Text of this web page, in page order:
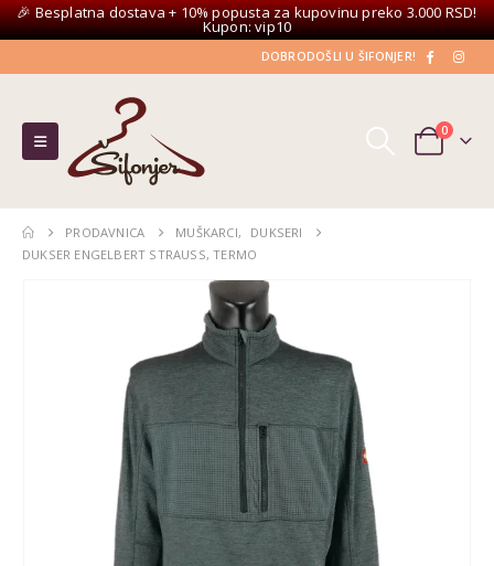
🎉 Besplatna dostava + 10% popusta za kupovinu preko 3.000 RSD!
Kupon: vip10
DOBRODOŠLI U ŠIFONJER!
0
PRODAVNICA MUŠKARCI,
DUKSERI
DUKSER ENGELBERT STRAUSS, TERMO